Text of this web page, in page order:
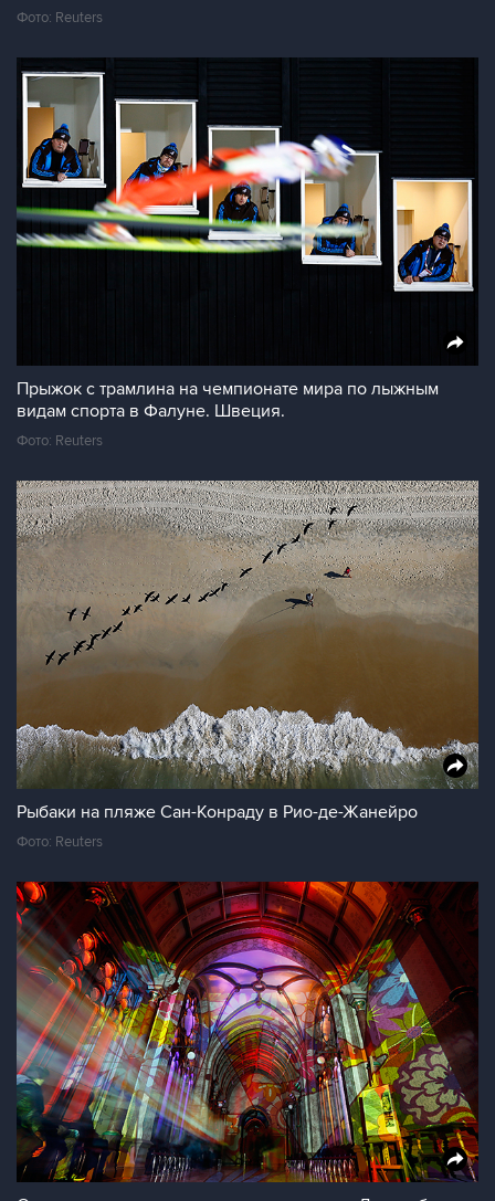
Фото: Reuters
Прыжок с трамлина на чемпионате мира по лыжным
видам спорта в Фалуне. Швеция.
Фото: Reuters
Рыбаки на пляже Сан-Конраду в Рио-де-Жанейро
Фото: Reuters